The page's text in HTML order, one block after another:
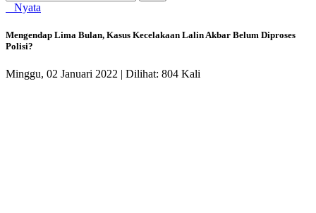
Nyata
Mengendap Lima Bulan, Kasus Kecelakaan Lalin Akbar Belum Diproses
Polisi?
Minggu, 02 Januari 2022 | Dilihat: 804 Kali